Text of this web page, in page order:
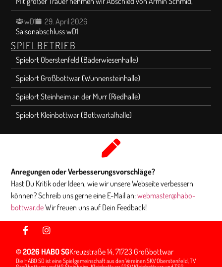
wD1
29. April 2026
Saisonabschluss wD1
SPIELBETRIEB
Spielort Oberstenfeld (Bäderwiesenhalle)
Spielort Großbottwar (Wunnensteinhalle)
Spielort Steinheim an der Murr (Riedhalle)
Spielort Kleinbottwar (Bottwartalhalle)
Anregungen oder Verbesserungsvorschläge?
Hast Du Kritik oder Ideen, wie wir unsere Webseite verbessern
können? Schreib uns gerne eine E-Mail an:webmaster@habo-
bottwar.deWir freuen uns auf Dein Feedback!
© 2026 HABO SGKreuzstraße 14, 71723 Großbottwar
Die HABO SG ist eine Spielgemeinschaft aus den Vereinen SKV Oberstenfeld, TV